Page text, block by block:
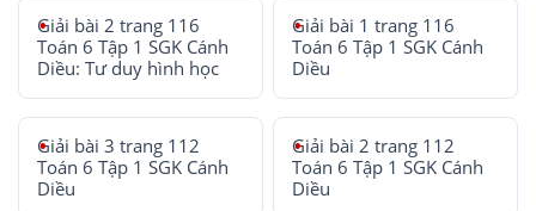
Giải bài 2 trang 116
Toán 6 Tập 1 SGK Cánh
Diều: Tư duy hình học
Giải bài 1 trang 116
Toán 6 Tập 1 SGK Cánh
Diều
Giải bài 3 trang 112
Toán 6 Tập 1 SGK Cánh
Diều
Giải bài 2 trang 112
Toán 6 Tập 1 SGK Cánh
Diều